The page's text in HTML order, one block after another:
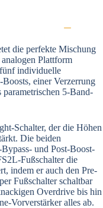
die perfekte Mischung
Plattform
individuelle
einer Verzerrung
5-Band-
Schalter, der die Höhen
Die beiden
und Post-Boost-
Fußschalter die
indem er auch den Pre-
Fußschalter schaltbar
Overdrive bis hin
Vorverstärker alles ab.